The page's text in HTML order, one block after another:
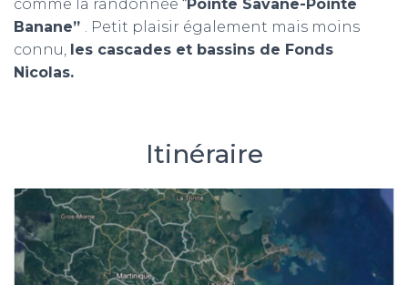
comme la randonnée “Pointe Savane-Pointe
Banane”
. Petit plaisir également mais moins
connu, les cascades et bassins de Fonds
Nicolas.
Itinéraire